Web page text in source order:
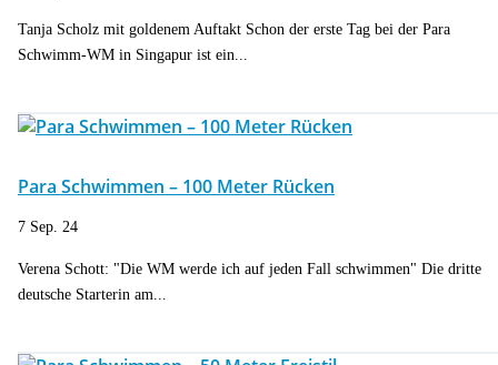
Tanja Scholz mit goldenem Auftakt Schon der erste Tag bei der Para
Schwimm-WM in Singapur ist ein...
Para Schwimmen – 100 Meter Rücken
7 Sep. 24
Verena Schott: "Die WM werde ich auf jeden Fall schwimmen" Die dritte
deutsche Starterin am...